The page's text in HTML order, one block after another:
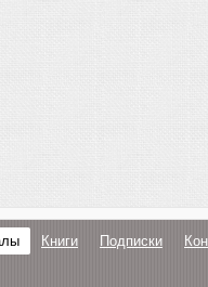
Книги Подписки